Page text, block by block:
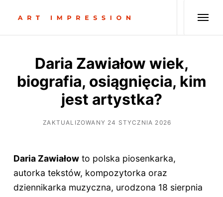
Daria Zawiałow wiek,
biografia, osiągnięcia, kim
jest artystka?
ZAKTUALIZOWANY 24 STYCZNIA 2026
Daria Zawiałowto polska piosenkarka,
autorka tekstów, kompozytorka oraz
dziennikarka muzyczna, urodzona 18 sierpnia